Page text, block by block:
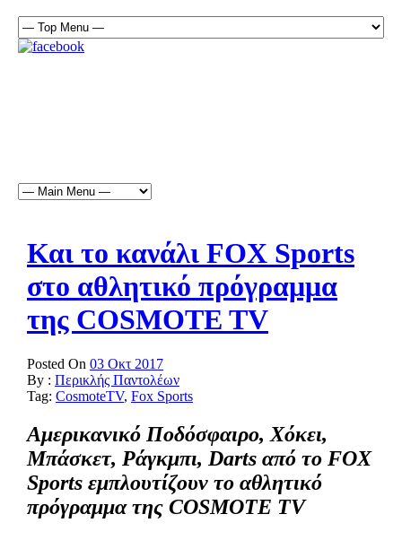
Και το κανάλι FOX Sports
στο αθλητικό πρόγραμμα
της COSMOTE TV
Posted On 03 Οκτ 2017
By : Περικλής Παντολέων
Tag: CosmoteTV, Fox Sports
Αμερικανικό Ποδόσφαιρο, Χόκει,
Μπάσκετ, Ράγκμπι, Darts από το FOX
Sports εμπλουτίζουν το αθλητικό
πρόγραμμα της COSMOTE TV